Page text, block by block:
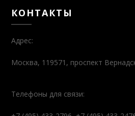
КОНТАКТЫ
Адрес:
Москва, 119571, проспект
Телефоны для связи: